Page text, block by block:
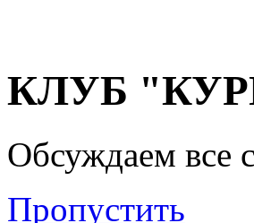
КЛУБ
Обсуждаем все
Пропустить